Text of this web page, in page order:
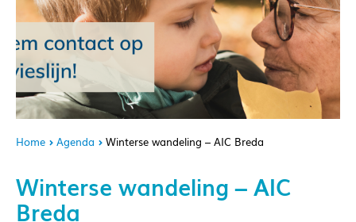
Home Agenda Winterse wandeling – AIC Breda
Winterse wandeling – AIC
Breda